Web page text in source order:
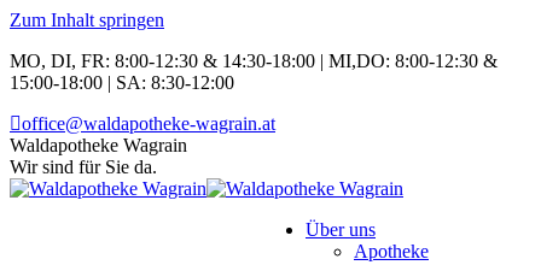
Zum Inhalt springen
MO, DI, FR: 8:00-12:30 & 14:30-18:00 | MI,DO: 8:00-12:30 &
15:00-18:00 | SA: 8:30-12:00
office@waldapotheke-wagrain.at
Waldapotheke Wagrain
Wir sind für Sie da.
Über uns
Apotheke